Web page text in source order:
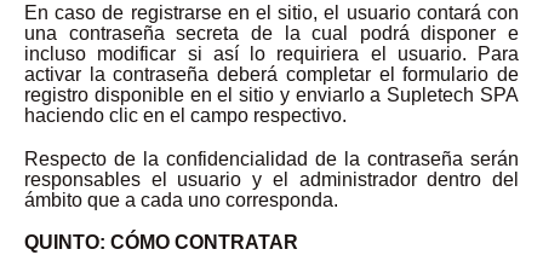
En caso de registrarse en el sitio, el usuario contará con
una contraseña secreta de la cual podrá disponer e
incluso modificar si así lo requiriera el usuario. Para
activar la contraseña deberá completar el formulario de
registro disponible en el sitio y enviarlo a Supletech SPA
haciendo clic en el campo respectivo.
Respecto de la confidencialidad de la contraseña serán
responsables el usuario y el administrador dentro del
ámbito que a cada uno corresponda.
QUINTO: CÓMO CONTRATAR